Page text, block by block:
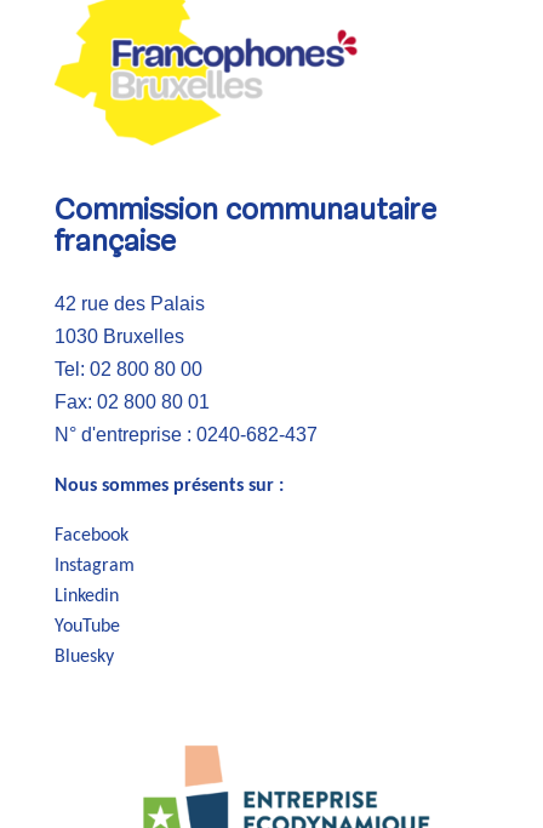
Commission communautaire
française
42 rue des Palais
1030 Bruxelles
Tel: 02 800 80 00
Fax: 02 800 80 01
N° d'entreprise : 0240-682-437
Nous sommes présents sur :
Facebook
Instagram
Linkedin
YouTube
Bluesky